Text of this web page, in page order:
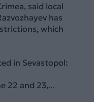
said local
has
which
in Sevastopol:
22 and 23,…